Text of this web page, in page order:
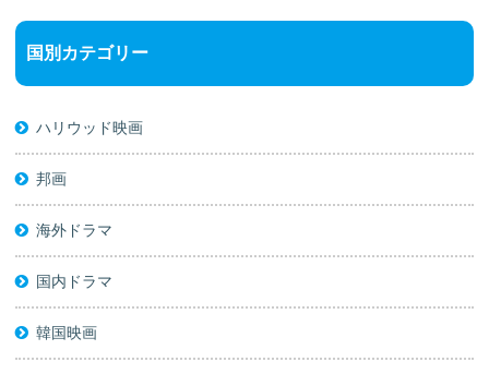
国別カテゴリー
ハリウッド映画
邦画
海外ドラマ
国内ドラマ
韓国映画